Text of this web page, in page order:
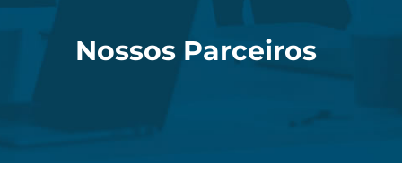
Nossos Parceiros